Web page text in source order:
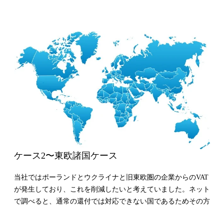
ケース2〜東欧諸国ケース
当社ではポーランドとウクライナと旧東欧圏の企業からのVAT
が発生しており、これを削減したいと考えていました。ネット
で調べると、通常の還付では対応できない国であるためその方